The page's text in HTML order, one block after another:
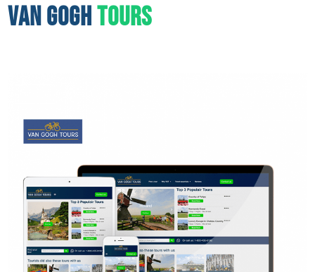
VAN GOGHTOURS